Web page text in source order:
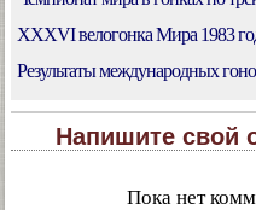
XXXVI велогонка Мира 1983
Результаты международных
Напишите свой
Пока нет